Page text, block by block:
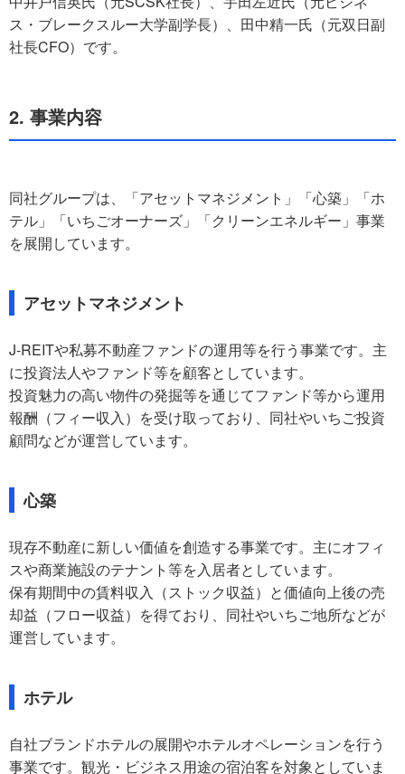
ス・ブレークスルー大学副学長）、田中精一氏（元双日副
社長CFO）です。
2. 事業内容
同社グループは、「アセットマネジメント」「心築」「ホ
テル」「いちごオーナーズ」「クリーンエネルギー」事業
を展開しています。
アセットマネジメント
J-REITや私募不動産ファンドの運用等を行う事業です。主
に投資法人やファンド等を顧客としています。
投資魅力の高い物件の発掘等を通じてファンド等から運用
報酬（フィー収入）を受け取っており、同社やいちご投資
顧問などが運営しています。
心築
現存不動産に新しい価値を創造する事業です。主にオフィ
スや商業施設のテナント等を入居者としています。
保有期間中の賃料収入（ストック収益）と価値向上後の売
却益（フロー収益）を得ており、同社やいちご地所などが
運営しています。
ホテル
自社ブランドホテルの展開やホテルオペレーションを行う
事業です。観光・ビジネス用途の宿泊客を対象としていま